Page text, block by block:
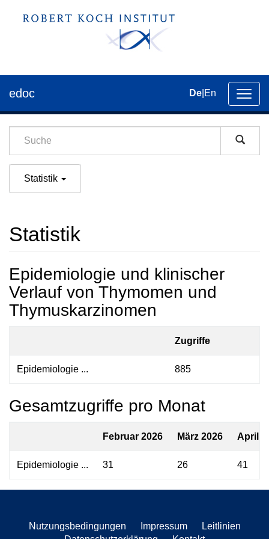
der
edoc De En
Statistik
Statistik
Epidemiologie und klinischer
Verlauf von Thymomen und
Thymuskarzinomen
Zugriffe
Epidemiologie ... 885
Gesamtzugriffe pro Monat
Februar 2026 März 2026 April
Epidemiologie ... 31 26 41
Nutzungsbedingungen Impressum
Leitlinien